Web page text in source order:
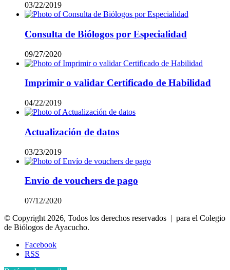
03/22/2019
Consulta de Biólogos por Especialidad
09/27/2020
Imprimir o validar Certificado de Habilidad
04/22/2019
Actualización de datos
03/23/2019
Envío de vouchers de pago
07/12/2020
© Copyright 2026, Todos los derechos reservados | para el Colegio
de Biólogos de Ayacucho.
Facebook
RSS